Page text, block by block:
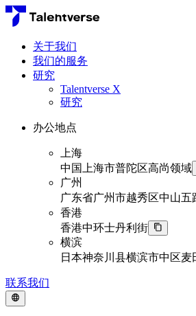
关于我们
我们的服务
研究
Talentverse X
研究
办公地点
上海
中国上海市普陀区高尚领域
广州
广东省广州市越秀区中山五
香港
香港中环士丹利街
横滨
日本神奈川县横滨市中区麦
联系我们